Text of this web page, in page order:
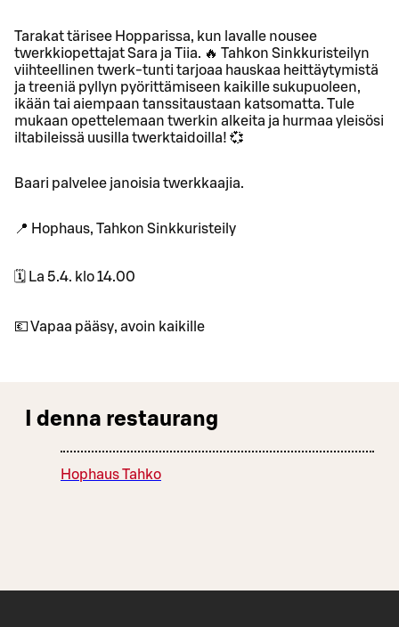
Tarakat tärisee Hopparissa, kun lavalle nousee
twerkkiopettajat Sara ja Tiia. 🔥 Tahkon Sinkkuristeilyn
viihteellinen twerk-tunti tarjoaa hauskaa heittäytymistä
ja treeniä pyllyn pyörittämiseen kaikille sukupuoleen,
ikään tai aiempaan tanssitaustaan katsomatta. Tule
mukaan opettelemaan twerkin alkeita ja hurmaa yleisösi
iltabileissä uusilla twerktaidoilla! 💞
Baari palvelee janoisia twerkkaajia.
📍 Hophaus, Tahkon Sinkkuristeily
🗓 La 5.4. klo 14.00
💶 Vapaa pääsy, avoin kaikille
I denna restaurang
Hophaus Tahko